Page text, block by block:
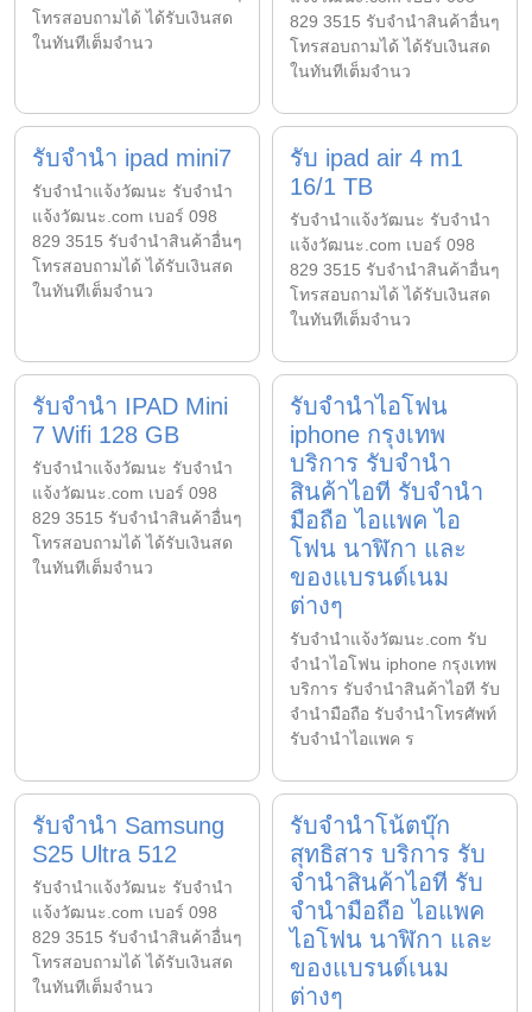
โทรสอบถามได้ ได้รับเงินสด
ในทันทีเต็มจำนว
829 3515 รับจำนำสินค้าอื่นๆ
โทรสอบถามได้ ได้รับเงินสด
ในทันทีเต็มจำนว
รับจำนำ ipad mini7
รับจํานําแจ้งวัฒนะ รับจํานํา
แจ้งวัฒนะ.com เบอร์ 098
829 3515 รับจำนำสินค้าอื่นๆ
โทรสอบถามได้ ได้รับเงินสด
ในทันทีเต็มจำนว
รับ ipad air 4 m1
16/1 TB
รับจํานําแจ้งวัฒนะ รับจํานํา
แจ้งวัฒนะ.com เบอร์ 098
829 3515 รับจำนำสินค้าอื่นๆ
โทรสอบถามได้ ได้รับเงินสด
ในทันทีเต็มจำนว
รับจำนำ IPAD Mini
7 Wifi 128 GB
รับจํานําแจ้งวัฒนะ รับจํานํา
แจ้งวัฒนะ.com เบอร์ 098
829 3515 รับจำนำสินค้าอื่นๆ
โทรสอบถามได้ ได้รับเงินสด
ในทันทีเต็มจำนว
รับจำนำไอโฟน
iphone กรุงเทพ
บริการ รับจำนำ
สินค้าไอที รับจำนำ
มือถือ ไอแพค ไอ
โฟน นาฬิกา และ
ของแบรนด์เนม
ต่างๆ
รับจํานําแจ้งวัฒนะ.com รับ
จำนำไอโฟน iphone กรุงเทพ
บริการ รับจำนำสินค้าไอที รับ
จำนำมือถือ รับจำนำโทรศัพท์
รับจำนำไอแพค ร
รับจำนำ Samsung
S25 Ultra 512
รับจํานําแจ้งวัฒนะ รับจํานํา
แจ้งวัฒนะ.com เบอร์ 098
829 3515 รับจำนำสินค้าอื่นๆ
โทรสอบถามได้ ได้รับเงินสด
ในทันทีเต็มจำนว
รับจำนำโน้ตบุ๊ก
สุทธิสาร บริการ รับ
จำนำสินค้าไอที รับ
จำนำมือถือ ไอแพค
ไอโฟน นาฬิกา และ
ของแบรนด์เนม
ต่างๆ